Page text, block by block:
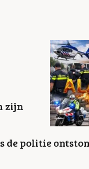
zijn
de politie